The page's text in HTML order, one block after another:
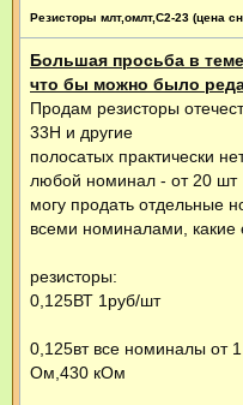
Резисторы млт,омлт,С2-23 (цена
Большая просьба в
что бы можно было
Продам резисторы
33Н и другие
полосатых практически
любой номинал - от 20 шт
могу продать отдельные
всеми номиналами, какие
резисторы:
0,125ВТ 1руб/шт
0,125вт все номиналы
Ом,430 кОм